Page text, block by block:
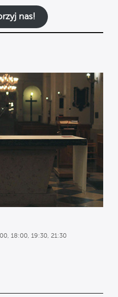
nas!
18:00, 19:30, 21:30